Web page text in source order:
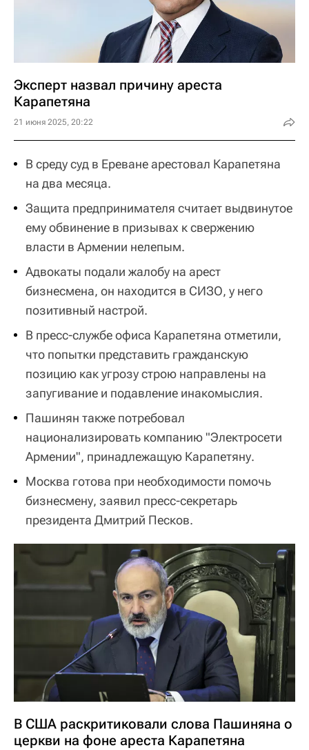
Эксперт назвал причину ареста
Карапетяна
21 июня 2025, 20:22
В среду суд в Ереване арестовал Карапетяна
на два месяца.
Защита предпринимателя считает выдвинутое
ему обвинение в призывах к свержению
власти в Армении нелепым.
Адвокаты подали жалобу на арест
бизнесмена, он находится в СИЗО, у него
позитивный настрой.
В пресс-службе офиса Карапетяна отметили,
что попытки представить гражданскую
позицию как угрозу строю направлены на
запугивание и подавление инакомыслия.
Пашинян также потребовал
национализировать компанию "Электросети
Армении", принадлежащую Карапетяну.
Москва готова при необходимости помочь
бизнесмену, заявил пресс-секретарь
президента Дмитрий Песков.
В США раскритиковали слова Пашиняна о
церкви на фоне ареста Карапетяна